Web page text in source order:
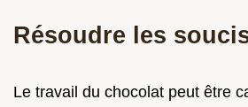
Résoudre les
Le travail du chocolat peut être